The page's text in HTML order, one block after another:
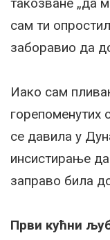
такозване „да
сам ти
заборавио да
Иако сам
горепоменутих
се давила у
инсистирање
заправо била
Први кућни